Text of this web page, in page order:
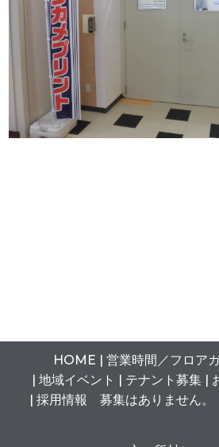
HOME 営業時間 ／フロア
地域イベント
テナント募集
採用情報 募集はありません。